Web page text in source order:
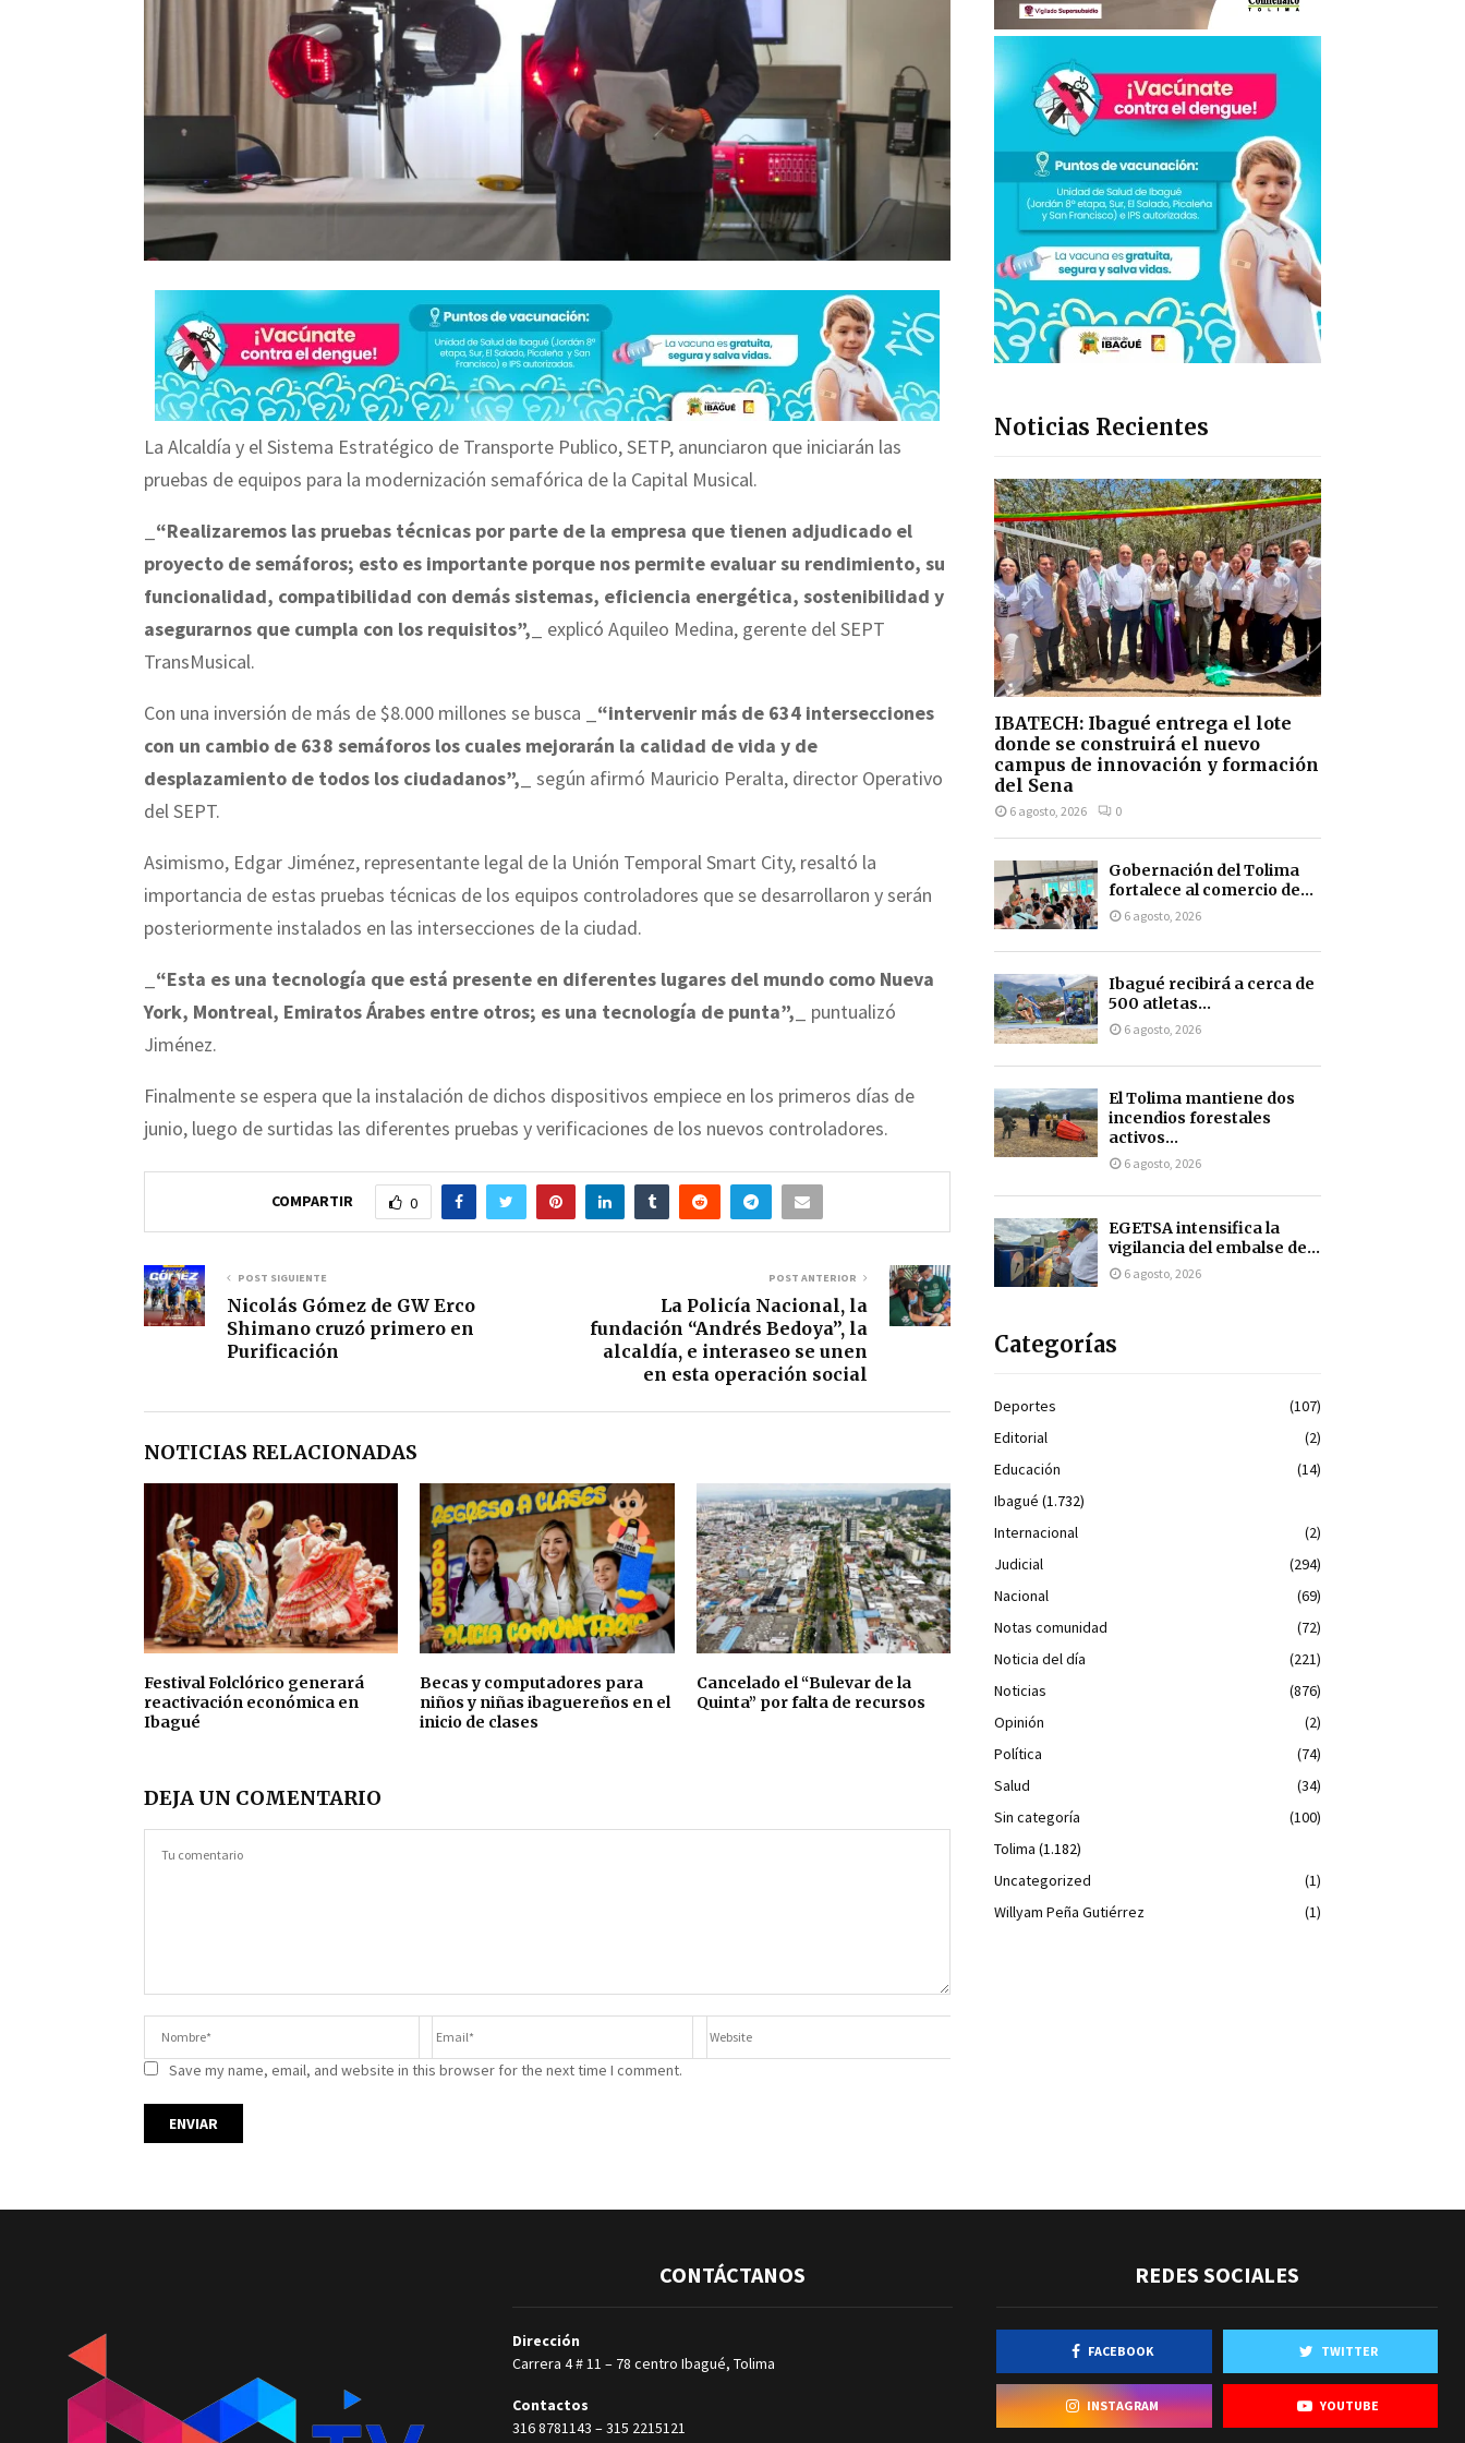
La Alcaldía y el Sistema Estratégico de Transporte Publico, SETP, anunciaron que iniciarán las
pruebas de equipos para la modernización semafórica de la Capital Musical.
_“Realizaremos las pruebas técnicas por parte de la empresa que tienen adjudicado el
proyecto de semáforos; esto es importante porque nos permite evaluar su rendimiento, su
funcionalidad, compatibilidad con demás sistemas, eficiencia energética, sostenibilidad y
asegurarnos que cumpla con los requisitos”,_
explicó Aquileo Medina, gerente del SEPT
TransMusical.
Con una inversión de más de $8.000 millones se busca _ “intervenir más de 634 intersecciones
con un cambio de 638 semáforos los cuales mejorarán la calidad de vida y de
desplazamiento de todos los ciudadanos”,_
según afirmó Mauricio Peralta, director Operativo
del SEPT.
Asimismo, Edgar Jiménez, representante legal de la Unión Temporal Smart City, resaltó la
importancia de estas pruebas técnicas de los equipos controladores que se desarrollaron y serán
posteriormente instalados en las intersecciones de la ciudad.
“Esta es una tecnología que está presente en diferentes lugares del mundo como Nueva
York, Montreal, Emiratos Árabes entre otros; es una tecnología de punta”, _ puntualizó
Jiménez.
Finalmente se espera que la instalación de dichos dispositivos empiece en los primeros días de
junio, luego de surtidas las diferentes pruebas y verificaciones de los nuevos controladores.
COMPARTIR 0
POST SIGUIENTE
Nicolás Gómez de GW Erco
Shimano cruzó primero en
Purificación
POST ANTERIOR
La Policía Nacional, la
fundación “Andrés Bedoya”, la
alcaldía, e interaseo se unen
en esta operación social
NOTICIAS RELACIONADAS
Festival Folclórico generará
reactivación económica en
Ibagué
Becas y computadores para
niños y niñas ibaguereños en el
inicio de clases
Cancelado el “Bulevar de la
Quinta” por falta de recursos
DEJA UN COMENTARIO
Save my name, email, and website in this browser for the next time I comment.
Noticias Recientes
IBATECH: Ibagué entrega el lote
donde se construirá el nuevo
campus de innovación y formación
del Sena
6 agosto, 2026 0
Gobernación del Tolima
fortalece al comercio de...
6 agosto, 2026
Ibagué recibirá a cerca de
500 atletas...
6 agosto, 2026
El Tolima mantiene dos
incendios forestales
activos...
6 agosto, 2026
EGETSA intensifica la
vigilancia del embalse de...
6 agosto, 2026
Categorías
Deportes
(107)
Editorial
(2)
Educación
(14)
Ibagué (1.732)
Internacional
(2)
Judicial
(294)
Nacional
(69)
Notas comunidad
(72)
Noticia del día
(221)
Noticias
(876)
Opinión
(2)
Política
(74)
Salud
(34)
Sin categoría
(100)
Tolima (1.182)
Uncategorized
(1)
Willyam Peña Gutiérrez
(1)
CONTÁCTANOS
Dirección
Carrera 4 # 11 – 78 centro Ibagué, Tolima
Contactos
316 8781143 –315 2215121
REDES SOCIALES
FACEBOOK TWITTER
INSTAGRAM YOUTUBE